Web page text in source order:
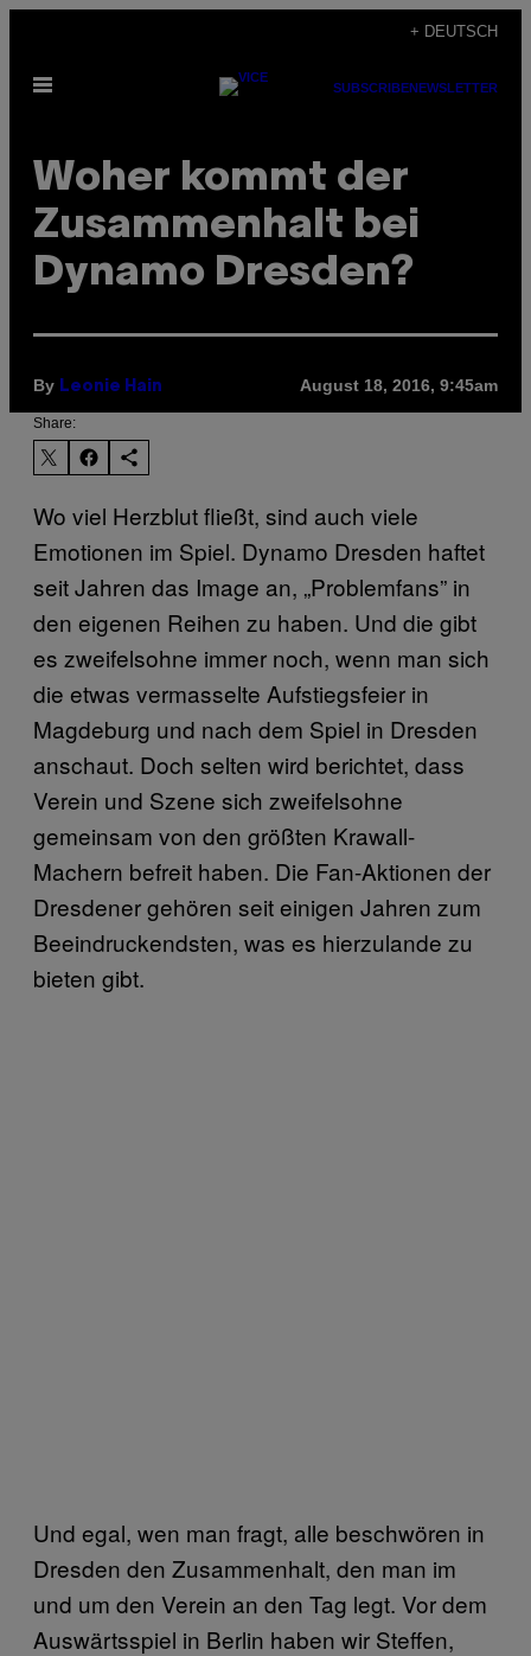
content
+ DEUTSCH
Open
SUBSCRIBENEWSLETTER
Woher kommt der
Zusammenhalt bei
Dynamo Dresden?
By Leonie Hain August 18, 2016, 9:45am
Share:
Wo viel Herzblut fließt, sind auch viele
Emotionen im Spiel. Dynamo Dresden haftet
seit Jahren das Image an, „Problemfans” in
den eigenen Reihen zu haben. Und die gibt
es zweifelsohne immer noch, wenn man sich
die etwas vermasselte Aufstiegsfeier in
Magdeburg und nach dem Spiel in Dresden
anschaut. Doch selten wird berichtet, dass
Verein und Szene sich zweifelsohne
gemeinsam von den größten Krawall-
Machern befreit haben. Die Fan-Aktionen der
Dresdener gehören seit einigen Jahren zum
Beeindruckendsten, was es hierzulande zu
bieten gibt.
Und egal, wen man fragt, alle beschwören in
Dresden den Zusammenhalt, den man im
und um den Verein an den Tag legt. Vor dem
Auswärtsspiel in Berlin haben wir Steffen,